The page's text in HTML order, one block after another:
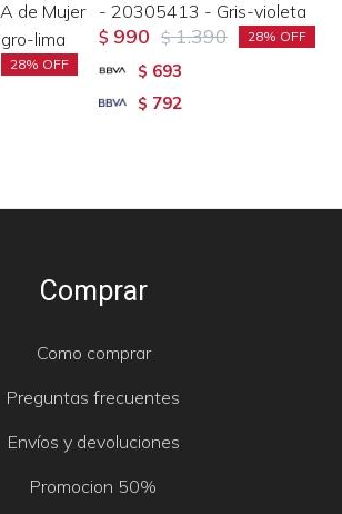
de Mujer
lima
28
- 20305413 - Gris-violeta
$ 990 $ 1.390 28
$ 693
$ 792
Comprar
Como comprar
Preguntas frecuentes
Envíos y devoluciones
Promocion 50%